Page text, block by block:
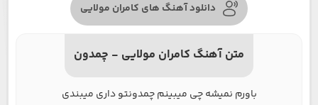
دانلود آهنگ های کامران مولایی
متن آهنگ کامران مولایی - چمدون
باورم نمیشه چی میبینم چمدونتو داری میبندی